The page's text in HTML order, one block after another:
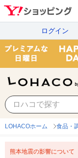
ログイン
LOHACOホーム 食品・
熊本地震の影響について